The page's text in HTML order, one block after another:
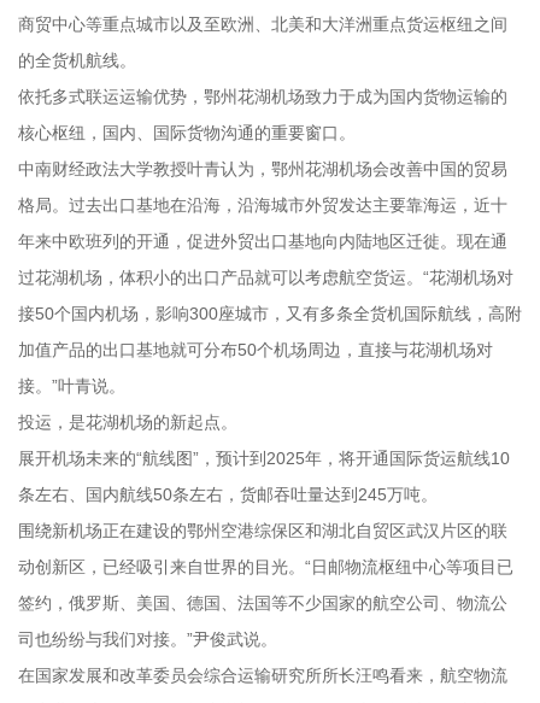
商贸中心等重点城市以及至欧洲、北美和大洋洲重点货运枢纽之间
的全货机航线。
依托多式联运运输优势，鄂州花湖机场致力于成为国内货物运输的
核心枢纽，国内、国际货物沟通的重要窗口。
中南财经政法大学教授叶青认为，鄂州花湖机场会改善中国的贸易
格局。过去出口基地在沿海，沿海城市外贸发达主要靠海运，近十
年来中欧班列的开通，促进外贸出口基地向内陆地区迁徙。现在通
过花湖机场，体积小的出口产品就可以考虑航空货运。“花湖机场对
接50个国内机场，影响300座城市，又有多条全货机国际航线，高附
加值产品的出口基地就可分布50个机场周边，直接与花湖机场对
接。”叶青说。
投运，是花湖机场的新起点。
展开机场未来的“航线图”，预计到2025年，将开通国际货运航线10
条左右、国内航线50条左右，货邮吞吐量达到245万吨。
围绕新机场正在建设的鄂州空港综保区和湖北自贸区武汉片区的联
动创新区，已经吸引来自世界的目光。“日邮物流枢纽中心等项目已
签约，俄罗斯、美国、德国、法国等不少国家的航空公司、物流公
司也纷纷与我们对接。”尹俊武说。
在国家发展和改革委员会综合运输研究所所长汪鸣看来，航空物流